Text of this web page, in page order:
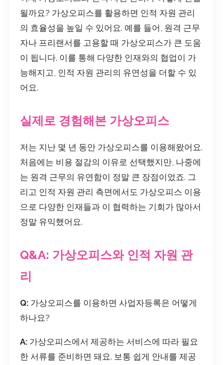
될까요? 가상오피스를 활용하면 인적 자원 관리
의 효율성을 높일 수 있어요. 예를 들어, 원격 근무
자나 프리랜서를 고용할 때 가상오피스가 큰 도움
이 됩니다. 이를 통해 다양한 인재와의 협업이 가
능해지고, 인적 자원 관리의 유연성을 더할 수 있
어요.
실제로 경험해본 가상오피스
저는 지난 몇 년 동안 가상오피스를 이용해왔어요.
처음에는 비용 절감의 이유로 선택했지만, 나중에
는 원격 근무의 유연함이 정말 큰 장점이었죠. 그
리고 인적 자원 관리 측면에서도 가상오피스 이용
으로 다양한 인재들과 이 협력하는 기회가 많아서
정말 유익했어요.
Q&A: 가상오피스와 인적 자원 관
리
Q: 가상오피스를 이용하면 사업자등록은 어떻게
하나요?
A: 가상오피스에서 제공하는 서비스에 따라 필요
한 서류를 준비하면 돼요. 보통 쉽게 안내를 제공